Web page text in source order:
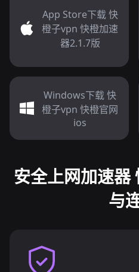
App Store下载 快
橙子vpn 快橙加速
器2.1.7版
Windows下载 快
橙子vpn 快橙官网
ios
安全上网加速
与